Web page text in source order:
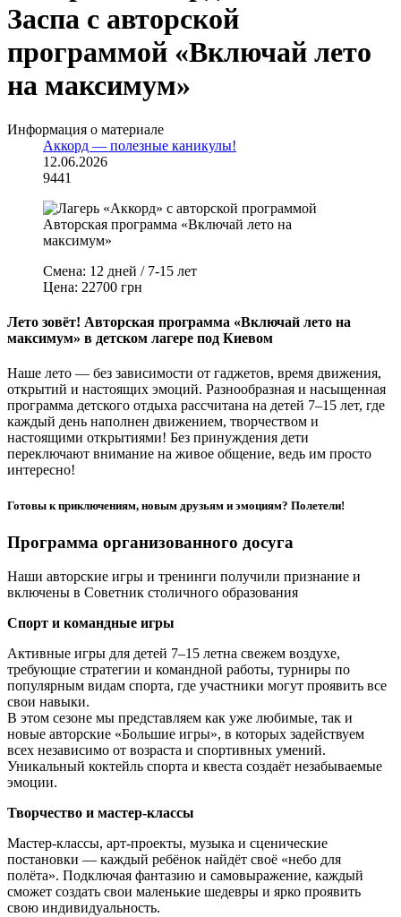
Заспа с авторской
программой «Включай лето
на максимум»
Информация о материале
Аккорд — полезные каникулы!
12.06.2026
9441
Смена: 12 дней / 7-15 лет
Цена: 22700 грн
Лето зовёт! Авторская программа «Включай лето на
максимум» в детском лагере под Киевом
Наше лето — без зависимости от гаджетов, время движения,
открытий и настоящих эмоций. Разнообразная и насыщенная
программа детского отдыха рассчитана на детей 7–15 лет, где
каждый день наполнен движением, творчеством и
настоящими открытиями! Без принуждения дети
переключают внимание на живое общение, ведь им просто
интересно!
Готовы к приключениям, новым друзьям и эмоциям? Полетели!
Программа организованного досуга
Наши авторские игры и тренинги получили признание и
включены в Советник столичного образования
Спорт и командные игры
Активные игры для детей 7–15 летна свежем воздухе,
требующие стратегии и командной работы, турниры по
популярным видам спорта, где участники могут проявить все
свои навыки.
В этом сезоне мы представляем как уже любимые, так и
новые авторские «Большие игры», в которых задействуем
всех независимо от возраста и спортивных умений.
Уникальный коктейль спорта и квеста создаёт незабываемые
эмоции.
Творчество и мастер-классы
Мастер-классы, арт-проекты, музыка и сценические
постановки — каждый ребёнок найдёт своё «небо для
полёта». Подключая фантазию и самовыражение, каждый
сможет создать свои маленькие шедевры и ярко проявить
свою индивидуальность.